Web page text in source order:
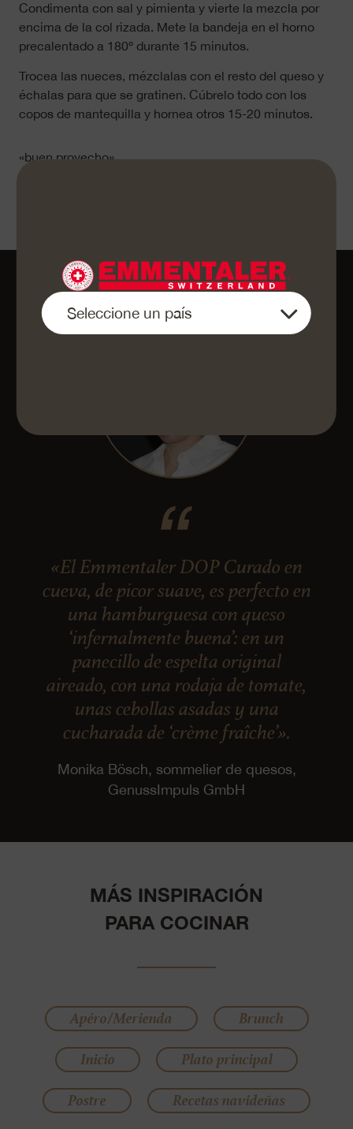
Condimenta con sal y pimienta y vierte la mezcla por
encima de la col rizada. Mete la bandeja en el horno
precalentado a 180º durante 15 minutos.
Trocea las nueces, mézclalas con el resto del queso y
échalas para que se gratinen. Cúbrelo todo con los
copos de mantequilla y hornea otros 15-20 minutos.
«buen provecho»
«El Emmentaler DOP Curado en
cueva, de picor suave, es perfecto en
una hamburguesa con queso
‘infernalmente buena’: en un
panecillo de espelta original
aireado, con una rodaja de tomate,
unas cebollas asadas y una
cucharada de ‘crème fraîche’».
Monika Bösch, sommelier de quesos,
GenussImpuls GmbH
MÁS INSPIRACIÓN
PARA COCINAR
Apéro/Merienda
Brunch
Inicio
Plato principal
Postre
Recetas navideñas